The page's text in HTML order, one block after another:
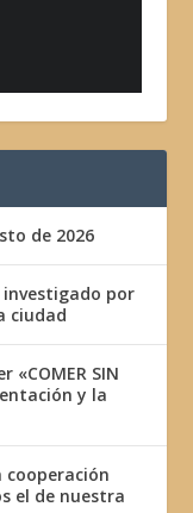
de 2026
por
ciudad
SIN
y la
cooperación
el de nuestra